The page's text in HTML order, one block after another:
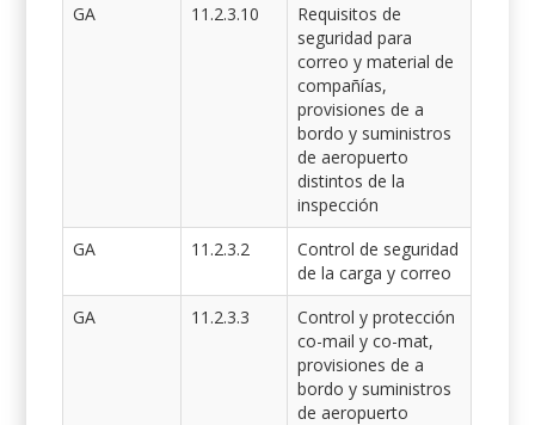
GA
11.2.3.10
Requisitos de
seguridad para
correo y material de
compañías,
provisiones de a
bordo y suministros
de aeropuerto
distintos de la
inspección
GA
11.2.3.2
Control de seguridad
de la carga y correo
GA
11.2.3.3
Control y protección
co-mail y co-mat,
provisiones de a
bordo y suministros
de aeropuerto